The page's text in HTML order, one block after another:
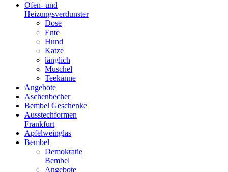
Ofen- und
Heizungsverdunster
Dose
Ente
Hund
Katze
länglich
Muschel
Teekanne
Angebote
Aschenbecher
Bembel Geschenke
Ausstechformen
Frankfurt
Apfelweinglas
Bembel
Demokratie
Bembel
Angebote